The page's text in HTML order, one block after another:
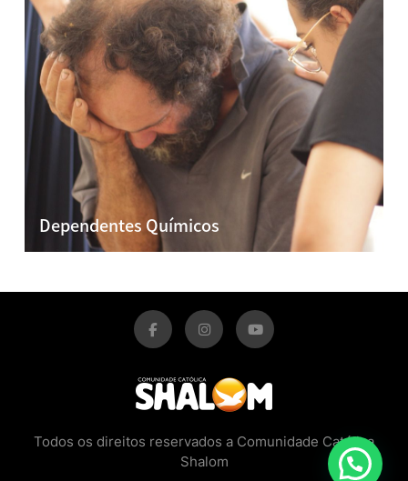
Dependentes Químicos
Todos os direitos reservados a Comunidade Católica
Shalom